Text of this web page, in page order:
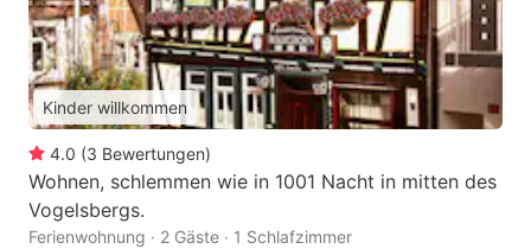
Kinder willkommen
4.0 (3 Bewertungen)
Wohnen, schlemmen wie in 1001 Nacht in mitten des
Vogelsbergs.
Ferienwohnung · 2 Gäste · 1 Schlafzimmer